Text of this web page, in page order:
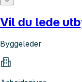
Vil du lede
Byggeleder